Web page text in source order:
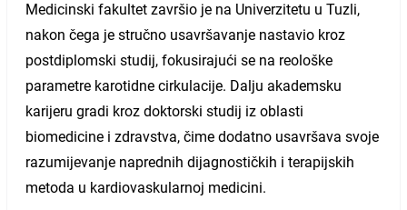
Medicinski fakultet završio je na Univerzitetu u Tuzli,
nakon čega je stručno usavršavanje nastavio kroz
postdiplomski studij, fokusirajući se na reološke
parametre karotidne cirkulacije. Dalju akademsku
karijeru gradi kroz doktorski studij iz oblasti
biomedicine i zdravstva, čime dodatno usavršava svoje
razumijevanje naprednih dijagnostičkih i terapijskih
metoda u kardiovaskularnoj medicini.